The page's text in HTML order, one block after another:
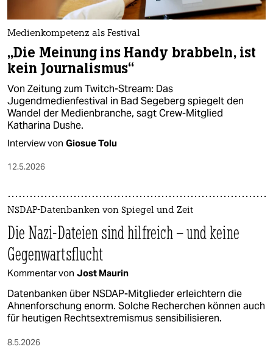
Medienkompetenz als Festival
„Die Meinung ins Handy brabbeln, ist
kein Journalismus“
Von Zeitung zum Twitch-Stream: Das
Jugendmedienfestival in Bad Segeberg spiegelt den
Wandel der Medienbranche, sagt Crew-Mitglied
Katharina Dushe.
Interview von Giosue Tolu
12.5.2026
NSDAP-Datenbanken von Spiegel und Zeit
Die Nazi-Dateien sind hilfreich – und keine
Gegenwartsflucht
Kommentar von Jost Maurin
Datenbanken über NSDAP-Mitglieder erleichtern die
Ahnenforschung enorm. Solche Recherchen können auch
für heutigen Rechtsextremismus sensibilisieren.
8.5.2026